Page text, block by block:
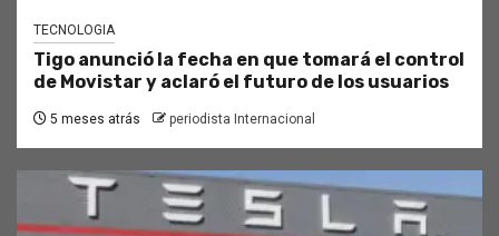
TECNOLOGIA
Tigo anunció la fecha en que tomará el control
de Movistar y aclaró el futuro de los usuarios
5 meses atrás periodista Internacional